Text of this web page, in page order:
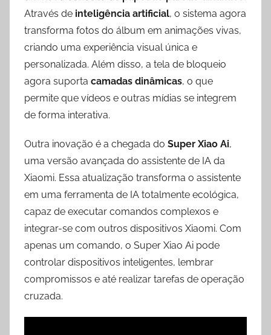
Através de inteligência artificial, o sistema agora
transforma fotos do álbum em animações vivas,
criando uma experiência visual única e
personalizada. Além disso, a tela de bloqueio
agora suporta camadas dinâmicas, o que
permite que vídeos e outras mídias se integrem
de forma interativa.
Outra inovação é a chegada do Super Xiao Ai,
uma versão avançada do assistente de IA da
Xiaomi. Essa atualização transforma o assistente
em uma ferramenta de IA totalmente ecológica,
capaz de executar comandos complexos e
integrar-se com outros dispositivos Xiaomi. Com
apenas um comando, o Super Xiao Ai pode
controlar dispositivos inteligentes, lembrar
compromissos e até realizar tarefas de operação
cruzada.